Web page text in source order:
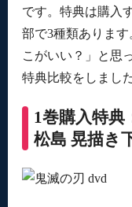
です。特典は購入
部で3種類ありま
こがいい？」と思
特典比較をしました
1巻購入特典
松島 晃描き